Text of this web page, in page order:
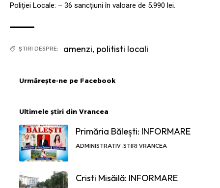
Poliției Locale: – 36 sancțiuni în valoare de 5.990 lei.
ȘTIRI DESPRE: amenzi, politisti locali
Urmărește-ne pe Facebook
Ultimele știri din Vrancea
Primăria Bălești: INFORMARE
ADMINISTRATIV STIRI VRANCEA
Cristi Misăilă: INFORMARE